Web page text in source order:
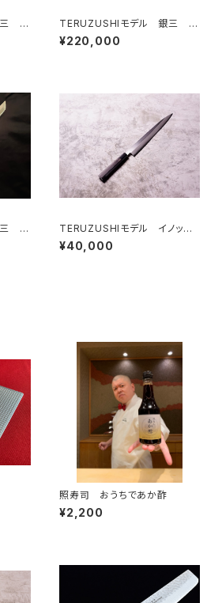
三 黒
TERUZUSHIモデル 銀三 黒
檀柄 先丸360
¥220,000
三 黒
TERUZUSHIモデル イノック
ス正夫 黒檀柄 240
¥40,000
照寿司 おうちであか酢
¥2,200